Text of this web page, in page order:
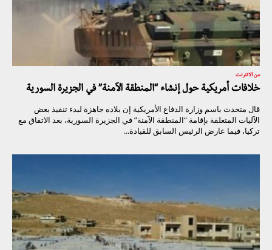
من الانترنت
خلافات أمريكية حول إنشاء “المنطقة الآمنة” في الجزيرة السورية
قال متحدث باسم وزارة الدفاع الأمريكية إن بلاده جاهزة لبدء تنفيذ بعض
الآليات المتعلقة بإقامة “المنطقة الآمنة” في الجزيرة السورية، بعد الاتفاق مع
تركيا، فيما عارض الرئيس السابق للقيادة...